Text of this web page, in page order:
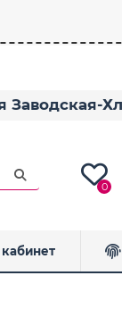
Заводская-
0